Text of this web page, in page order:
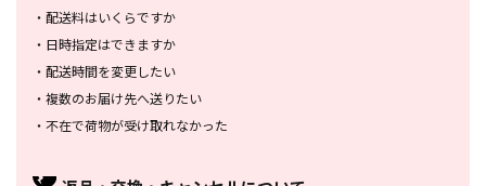
・ 配送料はいくらですか
・ 日時指定はできますか
・ 配送時間を変更したい
・ 複数のお届け先へ送りたい
・ 不在で荷物が受け取れなかった